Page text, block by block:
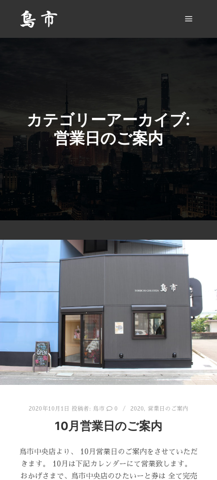
カテゴリーアーカイブ:
営業日のご案内
2020年10月1日 投稿者: 鳥市 0 2020, 営業日のご案内
10月営業日のご案内
鳥市中央店より、 10月営業日のご案内をさせていただ
きます。 10月は下記カレンダーにて営業致します。
おかげさまで、鳥市中央店のひたいーと券は 全て完売